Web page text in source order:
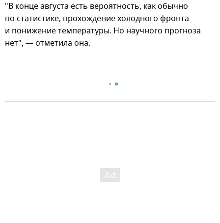
"В конце августа есть вероятность, как обычно
по статистике, прохождение холодного фронта
и понижение температуры. Но научного прогноза
нет", — отметила она.